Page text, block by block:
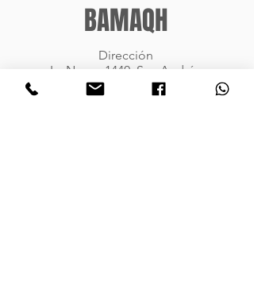
BAMAQH
Dirección
La Nueva 1440, San Andrés
Buenos Aires, Argentina